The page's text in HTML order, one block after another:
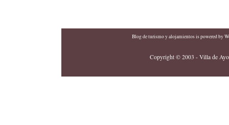
Blog de turismo y alojamientosis powered by
Copyright © 2003 - Villa de